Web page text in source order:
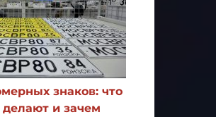
знаков: что
делают и зачем